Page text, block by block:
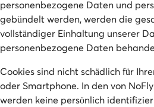
personenbezogene Daten und
gebündelt werden, werden die
vollständiger Einhaltung unserer
personenbezogene Daten
Cookies sind nicht schädlich für
oder Smartphone. In den von
werden keine persönlich